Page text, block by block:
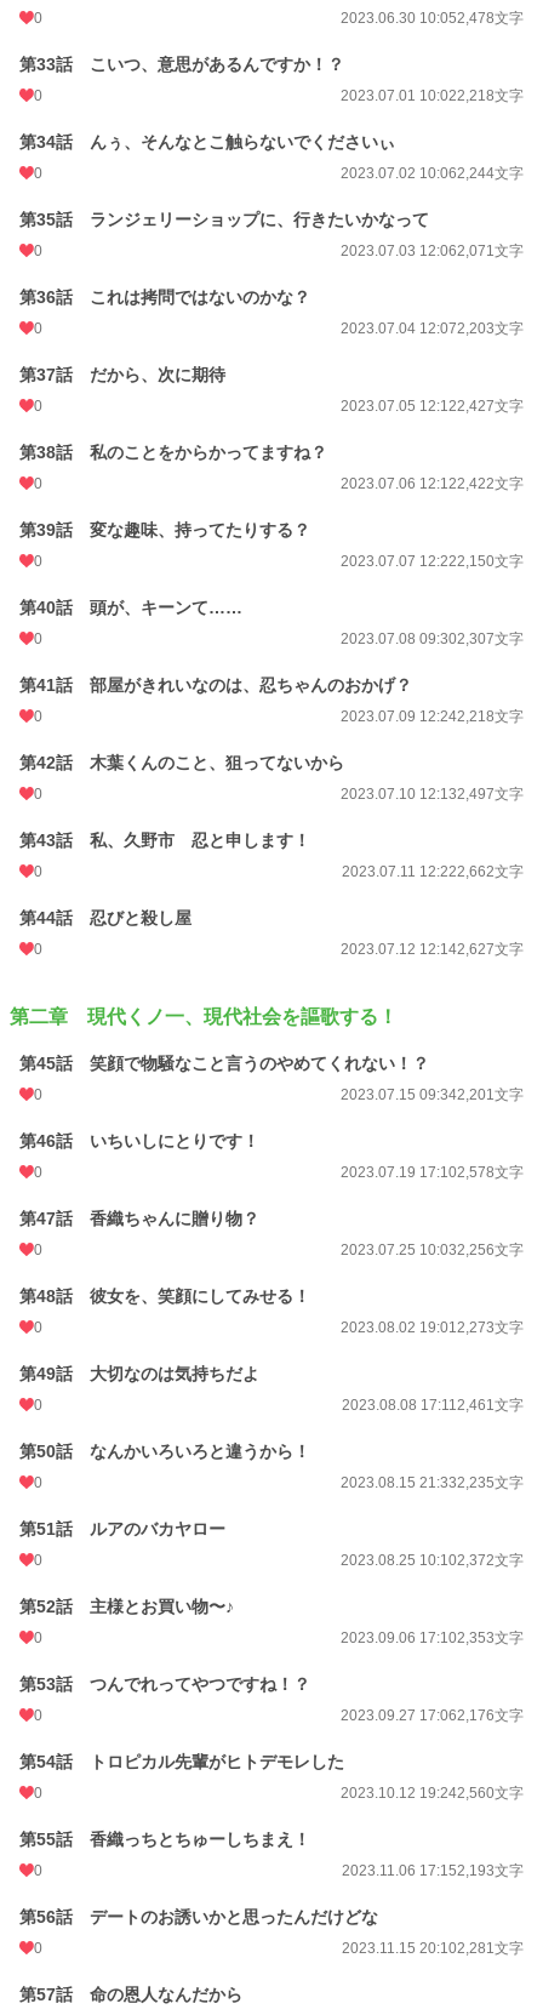
0 2023.06.30 10:052,478文字
第33話 こいつ、意思があるんですか！？
0 2023.07.01 10:022,218文字
第34話 んぅ、そんなとこ触らないでくださいぃ
0 2023.07.02 10:062,244文字
第35話 ランジェリーショップに、行きたいかなって
0 2023.07.03 12:062,071文字
第36話 これは拷問ではないのかな？
0 2023.07.04 12:072,203文字
第37話 だから、次に期待
0 2023.07.05 12:122,427文字
第38話 私のことをからかってますね？
0 2023.07.06 12:122,422文字
第39話 変な趣味、持ってたりする？
0 2023.07.07 12:222,150文字
第40話 頭が、キーンて……
0 2023.07.08 09:302,307文字
第41話 部屋がきれいなのは、忍ちゃんのおかげ？
0 2023.07.09 12:242,218文字
第42話 木葉くんのこと、狙ってないから
0 2023.07.10 12:132,497文字
第43話 私、久野市 忍と申します！
0 2023.07.11 12:222,662文字
第44話 忍びと殺し屋
0 2023.07.12 12:142,627文字
第二章 現代くノ一、現代社会を謳歌する！
第45話 笑顔で物騒なこと言うのやめてくれない！？
0 2023.07.15 09:342,201文字
第46話 いちいしにとりです！
0 2023.07.19 17:102,578文字
第47話 香織ちゃんに贈り物？
0 2023.07.25 10:032,256文字
第48話 彼女を、笑顔にしてみせる！
0 2023.08.02 19:012,273文字
第49話 大切なのは気持ちだよ
0 2023.08.08 17:112,461文字
第50話 なんかいろいろと違うから！
0 2023.08.15 21:332,235文字
第51話 ルアのバカヤロー
0 2023.08.25 10:102,372文字
第52話 主様とお買い物〜♪
0 2023.09.06 17:102,353文字
第53話 つんでれってやつですね！？
0 2023.09.27 17:062,176文字
第54話 トロピカル先輩がヒトデモレした
0 2023.10.12 19:242,560文字
第55話 香織っちとちゅーしちまえ！
0 2023.11.06 17:152,193文字
第56話 デートのお誘いかと思ったんだけどな
0 2023.11.15 20:102,281文字
第57話 命の恩人なんだから